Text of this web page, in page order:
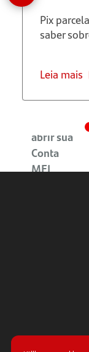
Saiba
mais
Programa
abrir sua
Conta
MEI
Pix
saber
Leia mais